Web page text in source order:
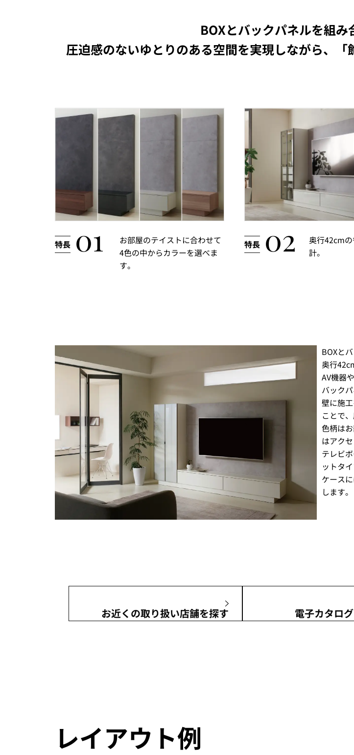
BOXとバックパネルを組み
圧迫感のないゆとりのある空間を実現しながら、「
お部屋のテイストに合わせて
4色の中からカラーを選べま
す。
奥行42cm
計。
BOXと
奥行
AV機器
バック
壁に施
ことで
色柄は
はアク
テレビ
ットタ
ケース
します。
お近くの取り扱い店舗を探す 電子カタロ
レイアウト例